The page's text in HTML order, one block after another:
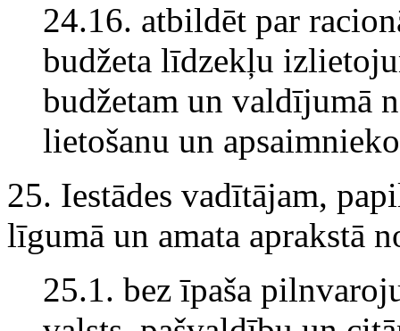
24.16. atbildēt par
budžeta līdzekļu
budžetam un valdījumā
lietošanu un
25. Iestādes vadītājam,
līgumā un amata aprakstā
25.1. bez īpaša